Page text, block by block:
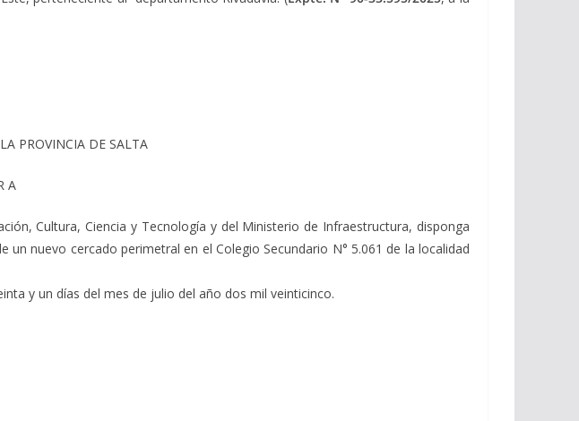
PROVINCIA DE SALTA
A
Cultura, Ciencia y Tecnología y del Ministerio de Infraestructura, disponga
nuevo cercado perimetral en el Colegio Secundario N° 5.061 de la localidad
y un días del mes de julio del año dos mil veinticinco.